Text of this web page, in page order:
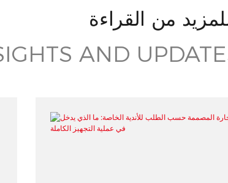
من القراءة
AND